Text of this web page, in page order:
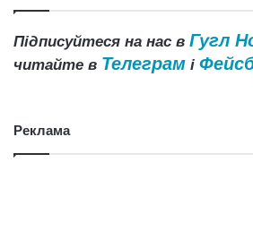
Підписуйтеся на нас в Гугл
читайте в Телеграм і
Реклама